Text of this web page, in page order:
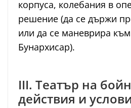
корпуса, колебания в
решение (да се държи
или да се маневрира
Бунархисар).
III. Театър на
действия и